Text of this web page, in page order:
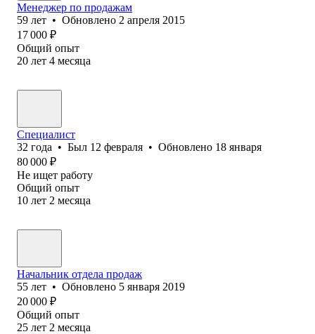
Менеджер по продажам
59 лет • Обновлено 2 апреля 2015
17 000 ₽
Общий опыт
20 лет 4 месяца
Специалист
32 года • Был 12 февраля • Обновлено 18 января
80 000 ₽
Не ищет работу
Общий опыт
10 лет 2 месяца
Начальник отдела продаж
55 лет • Обновлено 5 января 2019
20 000 ₽
Общий опыт
25 лет 2 месяца